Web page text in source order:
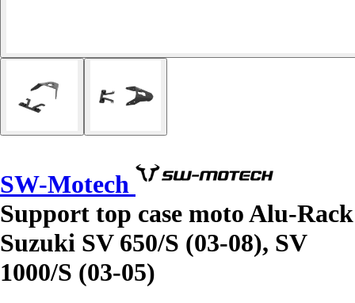
SW-Motech
Support top case moto Alu-Rack
Suzuki SV 650/S (03-08), SV
1000/S (03-05)